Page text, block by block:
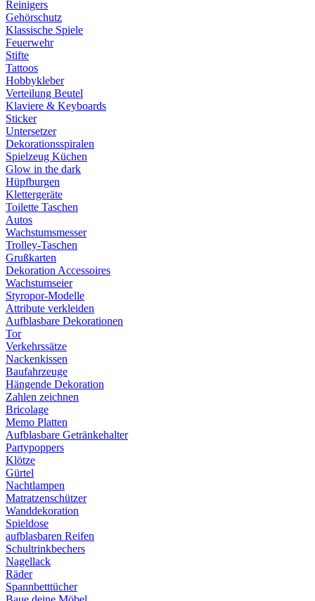
Reinigers
Gehörschutz
Klassische Spiele
Feuerwehr
Stifte
Tattoos
Hobbykleber
Verteilung Beutel
Klaviere & Keyboards
Sticker
Untersetzer
Dekorationsspiralen
Spielzeug Küchen
Glow in the dark
Hüpfburgen
Klettergeräte
Toilette Taschen
Autos
Wachstumsmesser
Trolley-Taschen
Grußkarten
Dekoration Accessoires
Wachstumseier
Styropor-Modelle
Attribute verkleiden
Aufblasbare Dekorationen
Tor
Verkehrssätze
Nackenkissen
Baufahrzeuge
Hängende Dekoration
Zahlen zeichnen
Bricolage
Memo Platten
Aufblasbare Getränkehalter
Partypoppers
Klötze
Gürtel
Nachtlampen
Matratzenschützer
Wanddekoration
Spieldose
aufblasbaren Reifen
Schultrinkbechers
Nagellack
Räder
Spannbetttücher